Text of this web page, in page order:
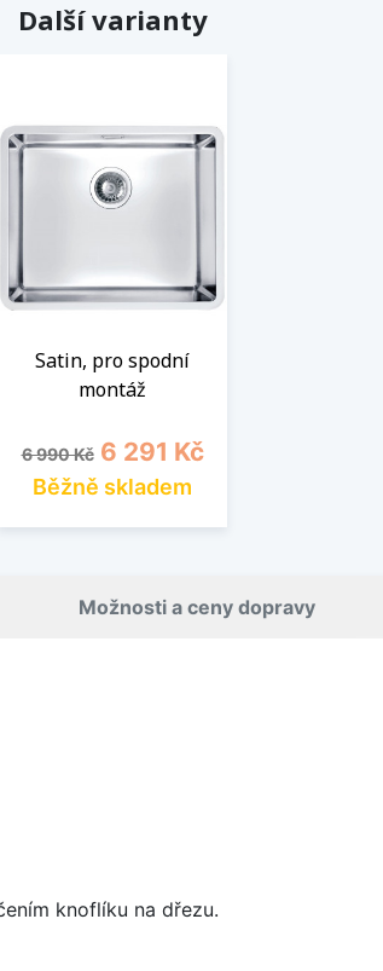
Další varianty
Satin, pro spodní
montáž
Běžná cena
6 990 Kč Cena
6 291 Kč
Běžně skladem
Možnosti a ceny dopravy
knoflíku na dřezu.